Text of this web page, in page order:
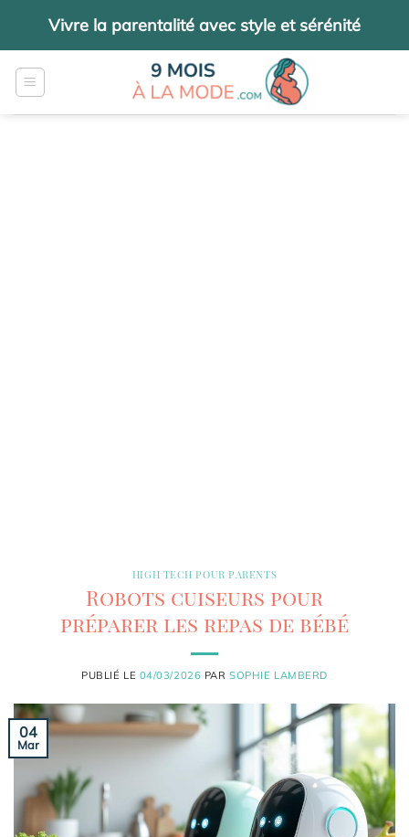
contenu
Vivre la parentalité avec style et sérénité
HIGH TECH POUR PARENTS
Robots cuiseurs pour
préparer les repas de bébé
PUBLIÉ LE 04/03/2026 PARSOPHIE LAMBERD
04
Mar